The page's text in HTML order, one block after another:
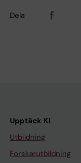
Dela
Upptäck KI
Utbildning
Forskarutbildning